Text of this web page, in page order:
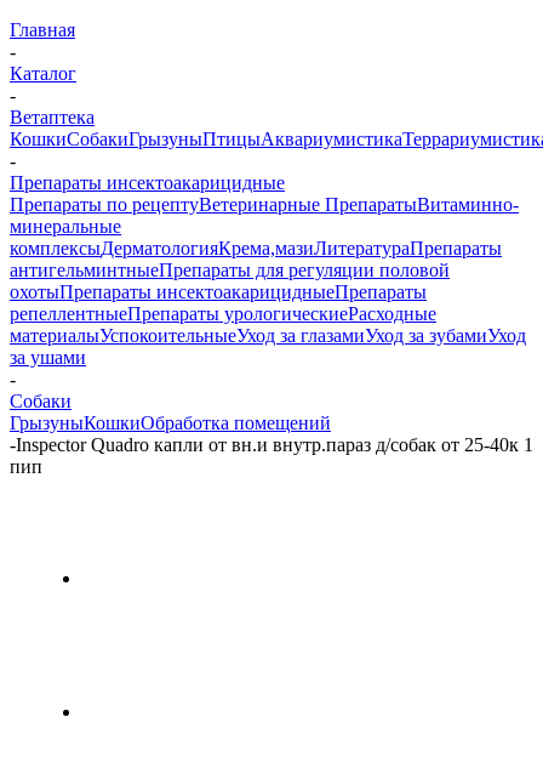
Главная
-
Каталог
-
Ветаптека
КошкиСобакиГрызуныПтицыАквариумистика
-
Препараты инсектоакарицидные
Препараты по рецептуВетеринарные ПрепаратыВитаминно-
минеральные
комплексыДерматологияКрема,мазиЛитератураПрепараты
антигельминтныеПрепараты для регуляции половой
охотыПрепараты инсектоакарицидныеПрепараты
репеллентныеПрепараты урологическиеРасходные
материалыУспокоительныеУход за глазамиУход за зубамиУход
за ушами
-
Собаки
ГрызуныКошкиОбработка помещений
-Inspector Quadro капли от вн.и внутр.параз д/cобак от 25-40к 1
пип